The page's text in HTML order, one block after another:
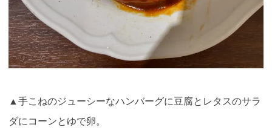
▲手こねのジューシーなハンバーグに豆腐とレタスのサラ
ダにコーンとゆで卵。